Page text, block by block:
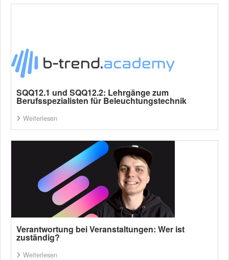
SQQ12.1 und SQQ12.2: Lehrgänge zum
Berufsspezialisten für Beleuchtungstechnik
Weiterlesen
Verantwortung bei Veranstaltungen: Wer ist
zuständig?
Weiterlesen